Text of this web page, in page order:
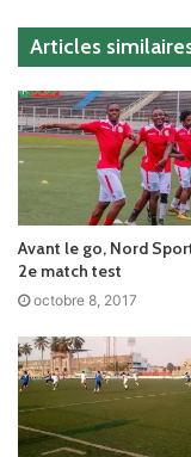
Articles
Avant le go, Nord
2e match test
octobre 8, 2017